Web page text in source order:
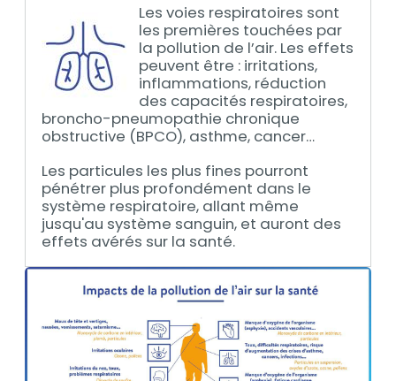
Les voies respiratoires sont
les premières touchées par
la pollution de l’air. Les effets
peuvent être : irritations,
inflammations, réduction
des capacités respiratoires,
broncho-pneumopathie chronique
obstructive (BPCO), asthme, cancer…
Les particules les plus fines pourront
pénétrer plus profondément dans le
système respiratoire, allant même
jusqu'au système sanguin, et auront des
effets avérés sur la santé.
Contenu